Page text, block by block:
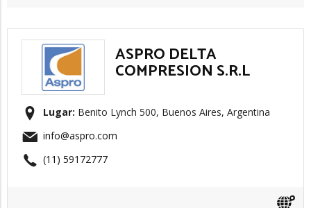
ASPRO DELTA
COMPRESION S.R.L
Lugar: Benito Lynch 500, Buenos Aires, Argentina
info@aspro.com
(11) 59172777